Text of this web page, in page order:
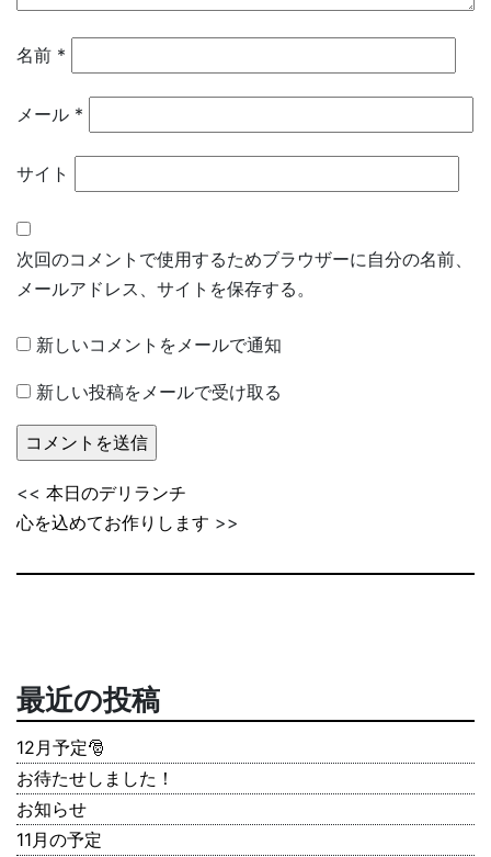
名前 *
メール *
サイト
次回のコメントで使用するためブラウザーに自分の名前、
メールアドレス、サイトを保存する。
新しいコメントをメールで通知
新しい投稿をメールで受け取る
<< 本日のデリランチ
心を込めてお作りします >>
最近の投稿
12月予定🎅
お待たせしました！
お知らせ
11月の予定